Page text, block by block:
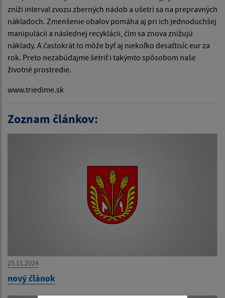
zníži interval zvozu zberných nádob a ušetrí sa na prepravných
nákladoch. Zmenšenie obalov pomáha aj pri ich jednoduchšej
manipulácii a následnej recyklácii, čím sa znova znižujú
náklady. A častokrát to môže byť aj niekoľko desaťtisíc eur za
rok. Preto nezabúdajme šetriť i takýmto spôsobom naše
životné prostredie.
www.triedime.sk
Zoznam článkov:
25.11.2024
nový článok